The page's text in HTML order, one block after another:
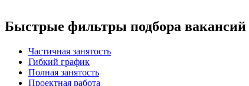
Быстрые фильтры подбора вакансий
Частичная занятость
Гибкий график
Полная занятость
Проектная работа